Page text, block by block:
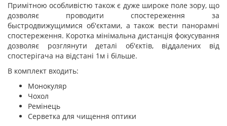
Примітною особливістю також є дуже широке поле зору, що
дозволяє проводити спостереження за
быстродвижущимися об'єктами, а також вести панорамні
спостереження. Коротка мінімальна дистанція фокусування
дозволяє розглянути деталі об'єктів, віддалених від
спостерігача на відстані 1м і більше.
В комплект входить:
Монокуляр
Чохол
Ремінець
Серветка для чищення оптики